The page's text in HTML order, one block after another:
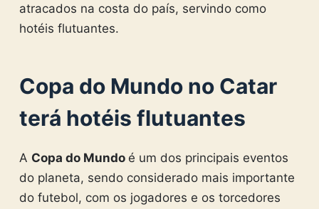
atracados na costa do país, servindo como
hotéis flutuantes.
Copa do Mundo no Catar
terá hotéis flutuantes
A Copa do Mundo é um dos principais eventos
do planeta, sendo considerado mais importante
do futebol, com os jogadores e os torcedores